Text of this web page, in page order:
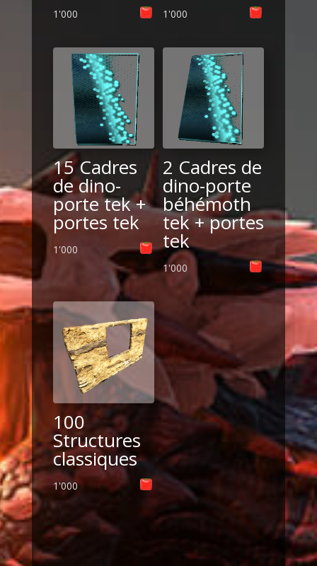
1'000 1'000
15 Cadres
de dino-
porte tek +
portes tek
1'000
2 Cadres de
dino-porte
béhémoth
tek + portes
tek
1'000
100
Structures
classiques
1'000